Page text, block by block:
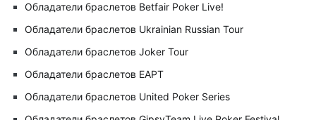
Обладатели браслетов Betfair Poker Live!
Обладатели браслетов Ukrainian Russian Tour
Обладатели браслетов Joker Tour
Обладатели браслетов EAPT
Обладатели браслетов United Poker Series